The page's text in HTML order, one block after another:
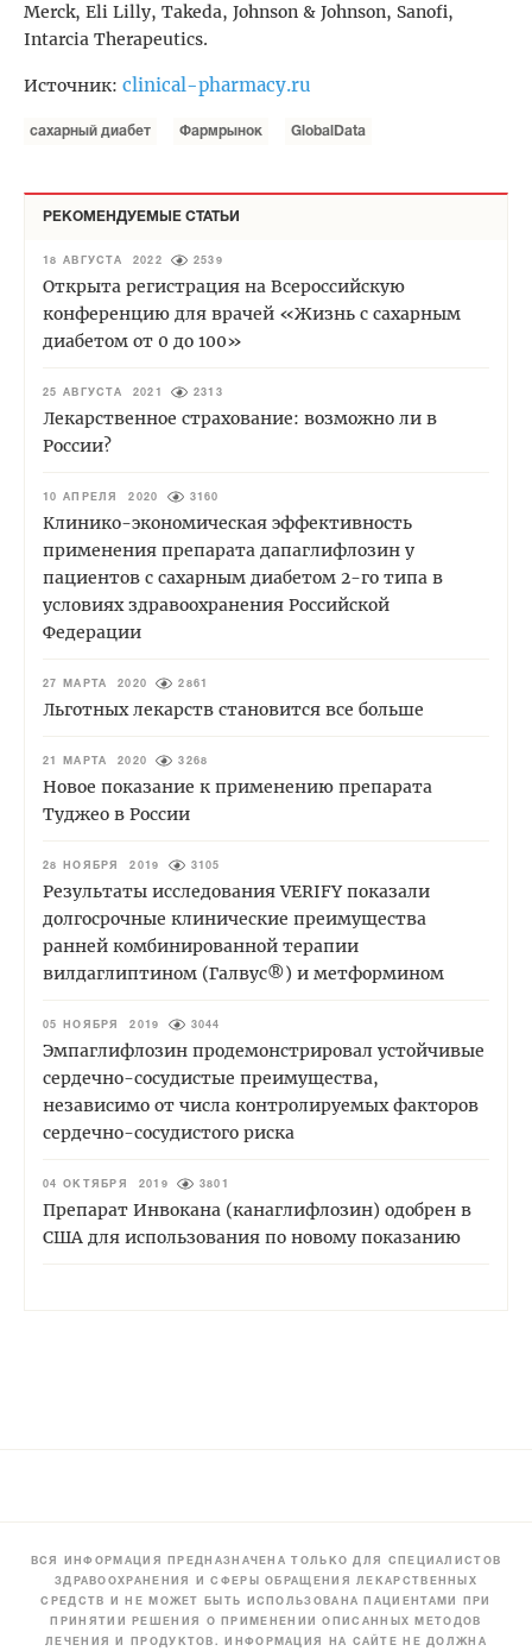
Merck, Eli Lilly, Takeda, Johnson & Johnson­, Sanofi,
Intarcia Therapeutics.
Источник: clinical-pharmacy.ru
сахарный диабет Фармрынок GlobalData
РЕКОМЕНДУЕМЫЕ СТАТЬИ
18 АВГУСТА 2022 2539
Открыта регистрация на Всероссийскую
конференцию для врачей «Жизнь с сахарным
диабетом от 0 до 100»
25 АВГУСТА 2021 2313
Лекарственное страхование: возможно ли в
России?
10 АПРЕЛЯ 2020 3160
Клинико-экономическая эффективность
применения препарата дапаглифлозин у
пациентов с сахарным диабетом 2-го типа в
условиях здравоохранения Российской
Федерации
27 МАРТА 2020 2861
Льготных лекарств становится все больше
21 МАРТА 2020 3268
Новое показание к применению препарата
Туджео в России
28 НОЯБРЯ 2019 3105
Результаты исследования VERIFY показали
долгосрочные клинические преимущества
ранней комбинированной терапии
вилдаглиптином (Галвус®) и метформином
05 НОЯБРЯ 2019 3044
Эмпаглифлозин продемонстрировал устойчивые
сердечно-сосудистые преимущества,
независимо от числа контролируемых факторов
сердечно-сосудистого риска
04 ОКТЯБРЯ 2019 3801
Препарат Инвокана (канаглифлозин) одобрен в
США для использования по новому показанию
ВСЯ ИНФОРМАЦИЯ ПРЕДНАЗНАЧЕНА ТОЛЬКО ДЛЯ СПЕЦИАЛИСТОВ
ЗДРАВООХРАНЕНИЯ И СФЕРЫ ОБРАЩЕНИЯ ЛЕКАРСТВЕННЫХ
СРЕДСТВ И НЕ МОЖЕТ БЫТЬ ИСПОЛЬЗОВАНА ПАЦИЕНТАМИ ПРИ
ПРИНЯТИИ РЕШЕНИЯ О ПРИМЕНЕНИИ ОПИСАННЫХ МЕТОДОВ
ЛЕЧЕНИЯ И ПРОДУКТОВ. ИНФОРМАЦИЯ НА САЙТЕ НЕ ДОЛЖНА